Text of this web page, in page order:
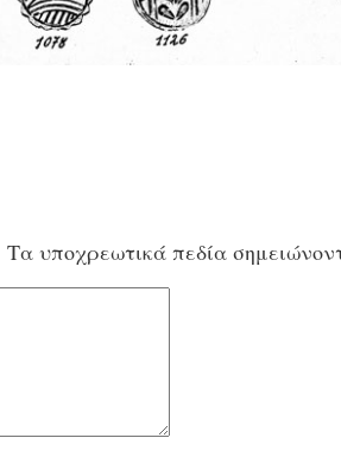
Τα υποχρεωτικά πεδία